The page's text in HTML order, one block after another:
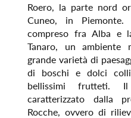
Roero, la parte nord
Cuneo, in
compreso fra Alba e
Tanaro, un ambiente
grande varietà di
di boschi e dolci
bellissimi frutteti.
caratterizzato dalla
Rocche, ovvero di